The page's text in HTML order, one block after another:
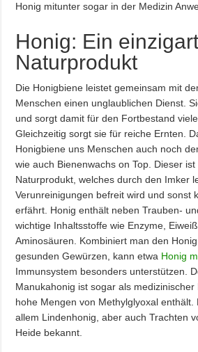
Honig mitunter sogar in der Medizin
Honig: Ein
Naturprodukt
Die Honigbiene leistet gemeinsam mit
Menschen einen unglaublichen Dienst.
und sorgt damit für den Fortbestand
Gleichzeitig sorgt sie für reiche Ernten.
Honigbiene uns Menschen auch noch
wie auch Bienenwachs on Top. Dieser
Naturprodukt, welches durch den Imker
Verunreinigungen befreit wird und sonst
erfährt. Honig enthält neben Trauben-
wichtige Inhaltsstoffe wie Enzyme,
Aminosäuren. Kombiniert man den
gesunden Gewürzen, kann etwa Honig
Immunsystem besonders unterstützen.
Manukahonig ist sogar als
hohe Mengen von Methylglyoxal enthält.
allem Lindenhonig, aber auch Trachten
Heide bekannt.